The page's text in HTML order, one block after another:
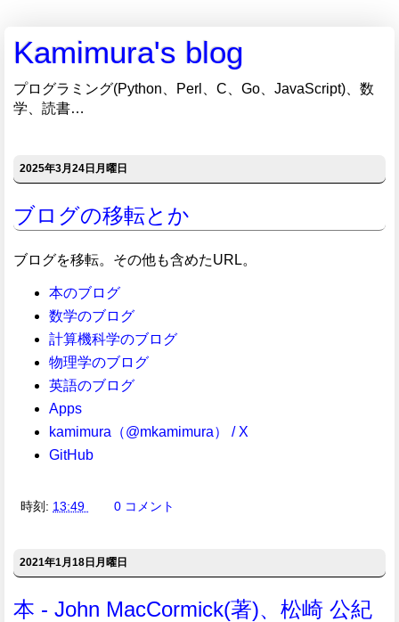
Kamimura's blog
プログラミング(Python、Perl、C、Go、JavaScript)、数
学、読書…
2025年3月24日月曜日
ブログの移転とか
ブログを移転。その他も含めたURL。
本のブログ
数学のブログ
計算機科学のブログ
物理学のブログ
英語のブログ
Apps
kamimura（@mkamimura） / X
GitHub
時刻: 13:49 0 コメント
2021年1月18日月曜日
本 - John MacCormick(著)、松崎 公紀